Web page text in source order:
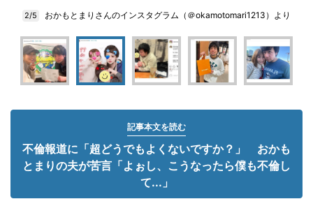
2/5 おかもとまりさんのインスタグラム（＠okamotomari1213）より
記事本文を読む
不倫報道に「超どうでもよくないですか？」 おかも
とまりの夫が苦言「よぉし、こうなったら僕も不倫し
て...」